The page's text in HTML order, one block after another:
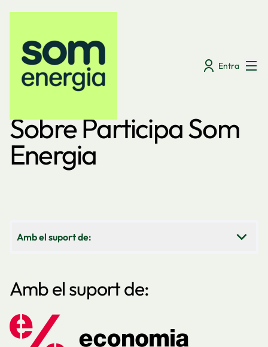
Entra
Sobre Participa Som
Energia
Amb el suport de:
Amb el suport de: